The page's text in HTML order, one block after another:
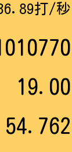
打/秒
19.00
54.762